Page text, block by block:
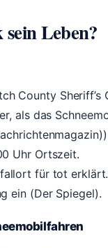
Leben?
County
als das
Uhr Ortszeit.
für tot
ein (Der Spiegel).